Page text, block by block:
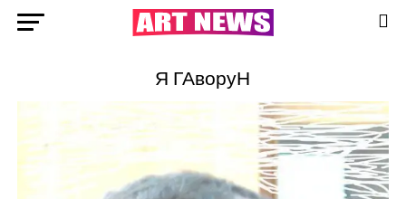
Я ГАворуН